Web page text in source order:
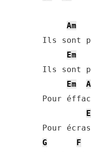
Am
Ils sont
Em
Ils sont
Em
A
Pour
G
F